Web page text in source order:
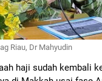
Riau, Dr Mahyudin
haji sudah kembali